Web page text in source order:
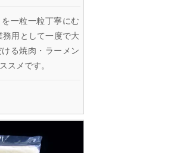
一粒一粒丁寧にむ
用として一度で大
る焼肉・ラーメン
スメです。